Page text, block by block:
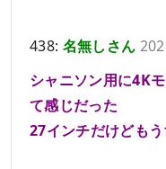
438: 名無しさん
シャニソン用に4K
て感じだった
27インチだけども